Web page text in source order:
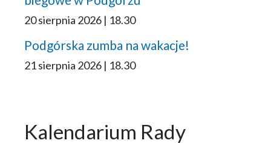
20 sierpnia 2026 | 18.30
Podgórska zumba na wakacje!
21 sierpnia 2026 | 18.30
Kalendarium Rady